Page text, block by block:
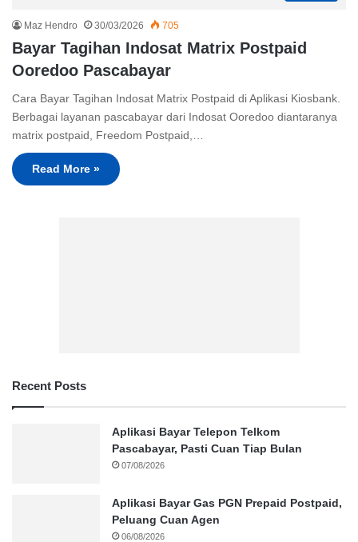
Maz Hendro 30/03/2026 705
Bayar Tagihan Indosat Matrix Postpaid
Ooredoo Pascabayar
Cara Bayar Tagihan Indosat Matrix Postpaid di Aplikasi Kiosbank.
Berbagai layanan pascabayar dari Indosat Ooredoo diantaranya
matrix postpaid, Freedom Postpaid,…
Read More »
Recent Posts
Aplikasi Bayar Telepon Telkom
Pascabayar, Pasti Cuan Tiap Bulan
07/08/2026
Aplikasi Bayar Gas PGN Prepaid Postpaid,
Peluang Cuan Agen
06/08/2026